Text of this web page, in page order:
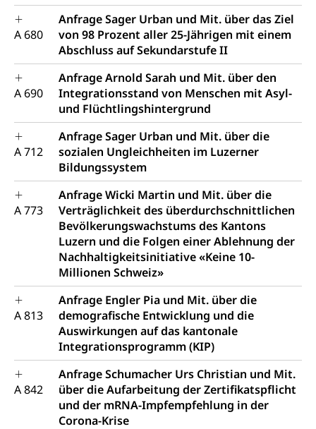
A 680
Anfrage Sager Urban und Mit. über das Ziel
von 98 Prozent aller 25-Jährigen mit einem
Abschluss auf Sekundarstufe II
A 690
Anfrage Arnold Sarah und Mit. über den
Integrationsstand von Menschen mit Asyl-
und Flüchtlingshintergrund
A 712
Anfrage Sager Urban und Mit. über die
sozialen Ungleichheiten im Luzerner
Bildungssystem
A 773
Anfrage Wicki Martin und Mit. über die
Verträglichkeit des überdurchschnittlichen
Bevölkerungswachstums des Kantons
Luzern und die Folgen einer Ablehnung der
Nachhaltigkeitsinitiative «Keine 10-
Millionen Schweiz»
A 813
Anfrage Engler Pia und Mit. über die
demografische Entwicklung und die
Auswirkungen auf das kantonale
Integrationsprogramm (KIP)
A 842
Anfrage Schumacher Urs Christian und Mit.
über die Aufarbeitung der Zertifikatspflicht
und der mRNA-Impfempfehlung in der
Corona-Krise